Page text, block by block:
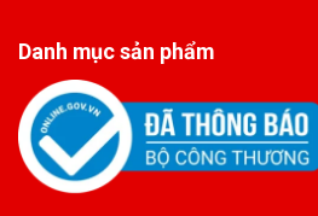
Danh mục sản phẩm